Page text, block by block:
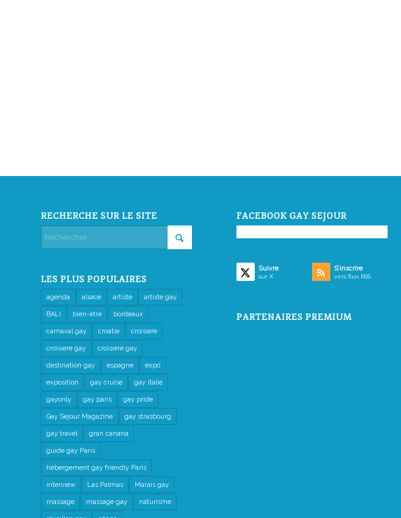
RECHERCHE SUR LE SITE
LES PLUS POPULAIRES
agenda alsace artiste artiste gay
BALI bien-etre bordeaux
carnaval gay croatie croisiere
croisiere gay croisière gay
destination gay espagne expo
exposition gay cruise gay italie
gayonly gay paris gay pride
Gay Sejour Magazine gay strasbourg
gay travel gran canaria
guide gay Paris
hébergement gay friendly Paris
interview Las Palmas Marais gay
massage massage gay naturisme
FACEBOOK GAY SEJOUR
Suivre
sur X
S’inscrire
vers flux RSS
PARTENAIRES PREMIUM